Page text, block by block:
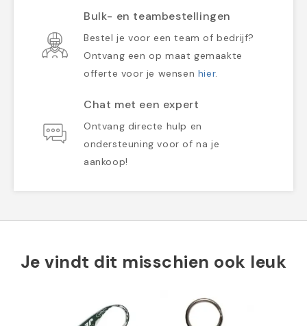
Bulk- en teambestellingen
Bestel je voor een team of bedrijf?
Ontvang een op maat gemaakte
offerte voor je wensen hier.
Chat met een expert
Ontvang directe hulp en
ondersteuning voor of na je
aankoop!
Je vindt dit misschien ook leuk